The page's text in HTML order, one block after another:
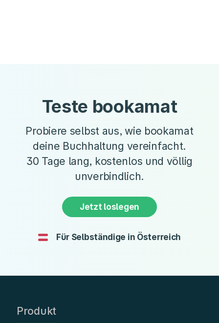
Teste bookamat
Probiere selbst aus, wie bookamat
deine Buchhaltung vereinfacht.
30 Tage lang, kostenlos und völlig
unverbindlich.
Jetzt loslegen
Für Selbständige in Österreich
Produkt